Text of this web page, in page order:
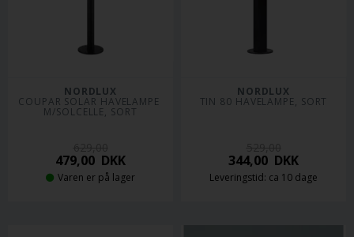
NORDLUX
COUPAR SOLAR HAVELAMPE
M/SOLCELLE, SORT
479,00 DKK
Varen er på lager
NORDLUX
TIN 80 HAVELAMPE, SORT
344,00 DKK
Leveringstid: ca 10 dage